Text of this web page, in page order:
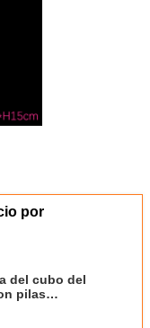
por
del cubo del
pilas